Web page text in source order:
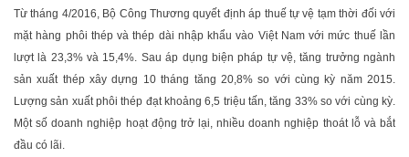
Từ tháng 4/2016, Bộ Công Thương quyết định áp thuế tự vệ tạm thời đối với
mặt hàng phôi thép và thép dài nhập khẩu vào Việt Nam với mức thuế lần
lượt là 23,3% và 15,4%. Sau áp dụng biện pháp tự vệ, tăng trưởng ngành
sản xuất thép xây dựng 10 tháng tăng 20,8% so với cùng kỳ năm 2015.
Lượng sản xuất phôi thép đạt khoảng 6,5 triệu tấn, tăng 33% so với cùng kỳ.
Một số doanh nghiệp hoạt động trở lại, nhiều doanh nghiệp thoát lỗ và bắt
đầu có lãi.